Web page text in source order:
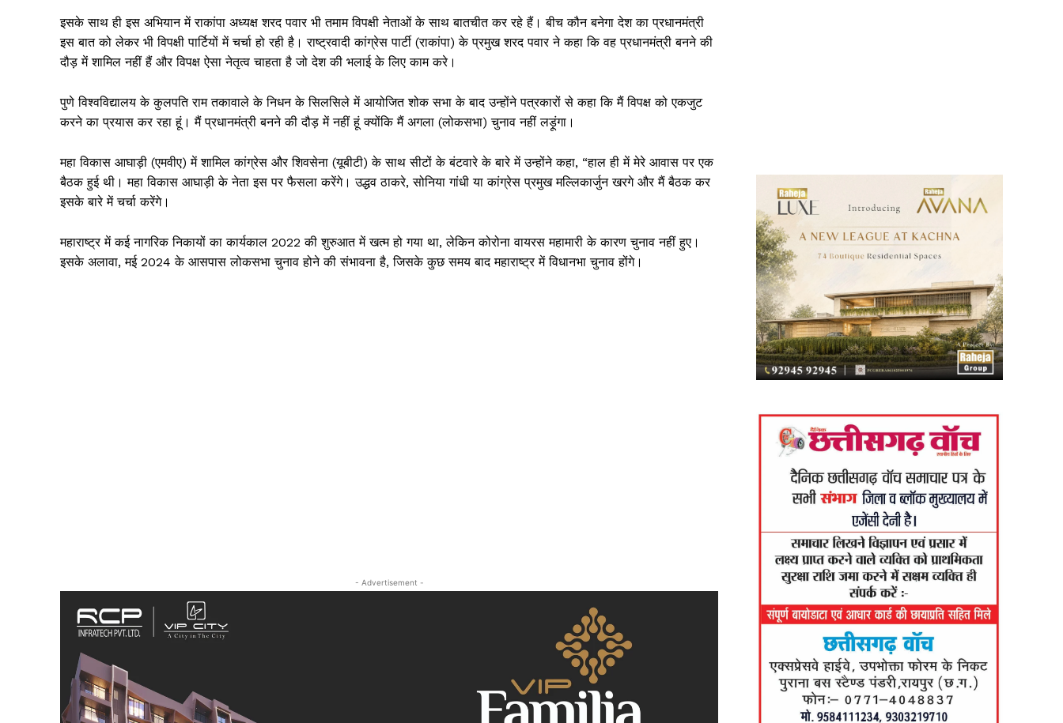
सिर्फ सच !!!
Khabarchalisa News
देश दुनिया
खेल खबर
मनोरंजन
इसके साथ ही इस अभियान में राकांपा अध्यक्ष शरद पवार भी तमाम विपक्षी नेताओं के साथ बातचीत कर रहे हैं। बीच कौन बनेगा देश का प्रधानमंत्री
इस बात को लेकर भी विपक्षी पार्टियों में चर्चा हो रही है। राष्ट्रवादी कांग्रेस पार्टी (राकांपा) के प्रमुख शरद पवार ने कहा कि वह प्रधानमंत्री बनने की
दौड़ में शामिल नहीं हैं और विपक्ष ऐसा नेतृत्व चाहता है जो देश की भलाई के लिए काम करे।
पुणे विश्वविद्यालय के कुलपति राम तकावाले के निधन के सिलसिले में आयोजित शोक सभा के बाद उन्होंने पत्रकारों से कहा कि मैं विपक्ष को एकजुट
करने का प्रयास कर रहा हूं। मैं प्रधानमंत्री बनने की दौड़ में नहीं हूं क्योंकि मैं अगला (लोकसभा) चुनाव नहीं लड़ूंगा।
महा विकास आघाड़ी (एमवीए) में शामिल कांग्रेस और शिवसेना (यूबीटी) के साथ सीटों के बंटवारे के बारे में उन्होंने कहा, “हाल ही में मेरे आवास पर एक
बैठक हुई थी। महा विकास आघाड़ी के नेता इस पर फैसला करेंगे। उद्धव ठाकरे, सोनिया गांधी या कांग्रेस प्रमुख मल्लिकार्जुन खरगे और मैं बैठक कर
इसके बारे में चर्चा करेंगे।
महाराष्ट्र में कई नागरिक निकायों का कार्यकाल 2022 की शुरुआत में खत्म हो गया था, लेकिन कोरोना वायरस महामारी के कारण चुनाव नहीं हुए।
इसके अलावा, मई 2024 के आसपास लोकसभा चुनाव होने की संभावना है, जिसके कुछ समय बाद महाराष्ट्र में विधानभा चुनाव होंगे।
- Advertisement -